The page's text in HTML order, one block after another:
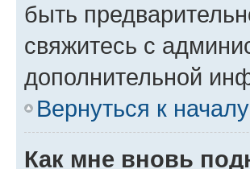
быть
свяжитесь с
дополнительной
Вернуться к началу
Как мне вновь